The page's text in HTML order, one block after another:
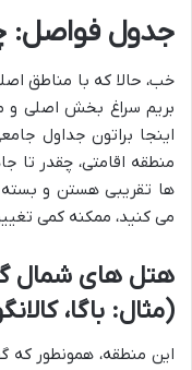
جدول فواصل:
خب، حالا که با مناطق
بریم سراغ بخش اصلی و
اینجا براتون جداول
منطقه اقامتی، چقدر تا
ها تقریبی هستن و بسته
می کنید، ممکنه کمی
هتل های شمال
(مثال: باگا،
این منطقه، همونطور که